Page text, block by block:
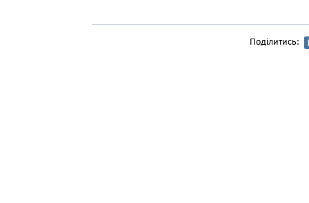
Поділитись: